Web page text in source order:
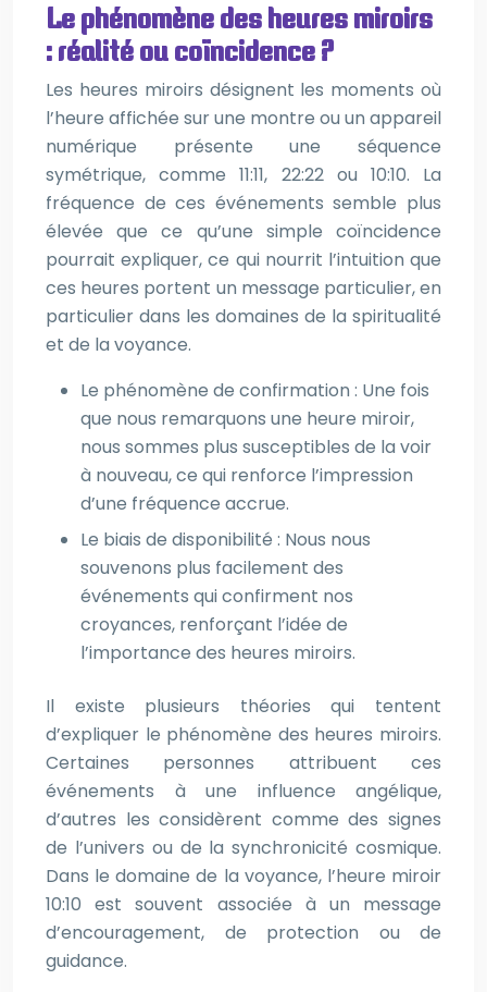
Le phénomène des heures miroirs
: réalité ou coïncidence ?
Les heures miroirs désignent les moments où
l’heure affichée sur une montre ou un appareil
numérique présente une séquence
symétrique, comme 11:11, 22:22 ou 10:10. La
fréquence de ces événements semble plus
élevée que ce qu’une simple coïncidence
pourrait expliquer, ce qui nourrit l’intuition que
ces heures portent un message particulier, en
particulier dans les domaines de la spiritualité
et de la voyance.
Le phénomène de confirmation : Une fois
que nous remarquons une heure miroir,
nous sommes plus susceptibles de la voir
à nouveau, ce qui renforce l’impression
d’une fréquence accrue.
Le biais de disponibilité : Nous nous
souvenons plus facilement des
événements qui confirment nos
croyances, renforçant l’idée de
l’importance des heures miroirs.
Il existe plusieurs théories qui tentent
d’expliquer le phénomène des heures miroirs.
Certaines personnes attribuent ces
événements à une influence angélique,
d’autres les considèrent comme des signes
de l’univers ou de la synchronicité cosmique.
Dans le domaine de la voyance, l’heure miroir
10:10 est souvent associée à un message
d’encouragement, de protection ou de
guidance.